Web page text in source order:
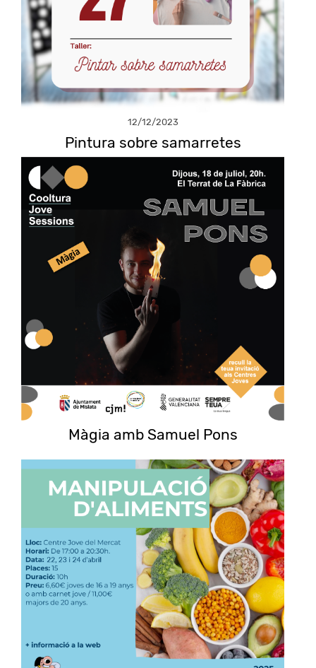
12/12/2023
Pintura sobre samarretes
Màgia amb Samuel Pons